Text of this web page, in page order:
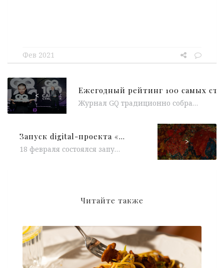
Фев 2021
<
Журнал GQ традиционно собрал гостей на вечер в честь оглашения списка 100 самых стильных мужчин, который редакция ежегодно публикует в...
Запуск digital-проекта «Моя Третьяковка»
18 февраля состоялся запуск нового digital-проекта «Моя Третьяковка». Благодаря данной инициативе более 1000 оцифрованных произведений уже можно посмотреть в открытом доступе...
>
Читайте также